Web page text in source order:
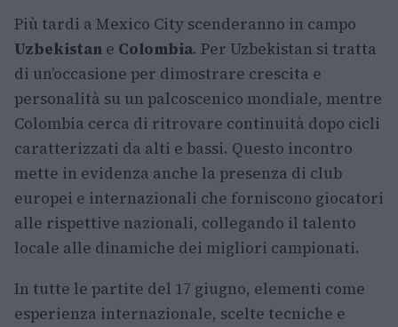
Più tardi a Mexico City scenderanno in campo
Uzbekistan e Colombia. Per Uzbekistan si tratta
di un’occasione per dimostrare crescita e
personalità su un palcoscenico mondiale, mentre
Colombia cerca di ritrovare continuità dopo cicli
caratterizzati da alti e bassi. Questo incontro
mette in evidenza anche la presenza di club
europei e internazionali che forniscono giocatori
alle rispettive nazionali, collegando il talento
locale alle dinamiche dei migliori campionati.
In tutte le partite del 17 giugno, elementi come
esperienza internazionale, scelte tecniche e